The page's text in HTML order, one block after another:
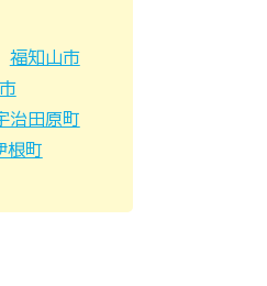
福知山市
治田原町
根町